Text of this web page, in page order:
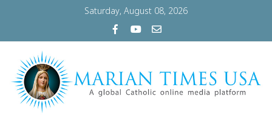
Saturday, August 08, 2026